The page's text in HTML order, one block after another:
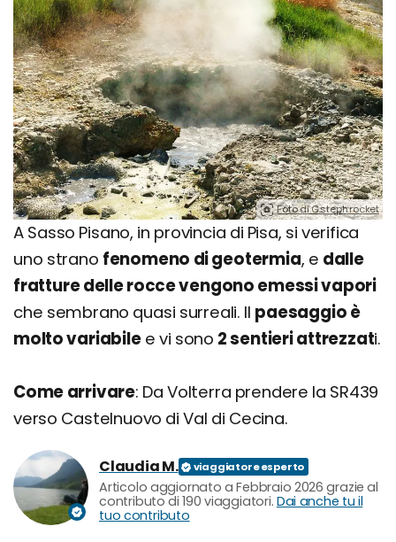
Foto di G.steph.rocket
A Sasso Pisano, in provincia di Pisa, si verifica
uno strano fenomeno di geotermia, e dalle
fratture delle rocce vengono emessi vapori
che sembrano quasi surreali. Il paesaggio è
molto variabilee vi sono 2 sentieri attrezzati.
Come arrivare: Da Volterra prendere la SR439
verso Castelnuovo di Val di Cecina.
Claudia M.
Articolo aggiornato a Febbraio 2026 grazie al
contributo di 190 viaggiatori. Dai anche tu il
tuo contributo